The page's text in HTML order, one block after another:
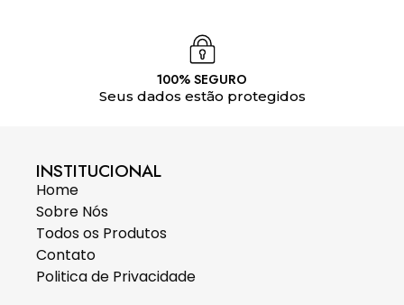
100% SEGURO
Seus dados estão protegidos
INSTITUCIONAL
Home
Sobre Nós
Todos os Produtos
Contato
Politica de Privacidade